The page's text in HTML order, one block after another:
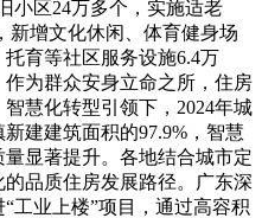
小区24万多个，实施适老
新增文化休闲、体育健身场
育等社区服务设施6.4万
为群众安身立命之所，住房
慧化转型引领下， 2024年城
建建筑面积的97.9% ，智慧
显著提升。各地结合城市定
品质住房发展路径。广东深
工业上楼”项目，通过高容积